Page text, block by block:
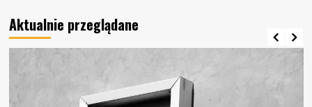
Aktualnie przeglądane